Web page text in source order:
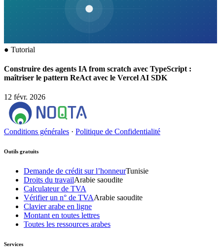
● Tutorial
Construire des agents IA from scratch avec TypeScript :
maîtriser le pattern ReAct avec le Vercel AI SDK
12 févr. 2026
Conditions générales · Politique de Confidentialité
Outils gratuits
Demande de crédit sur l’honneurTunisie
Droits du travailArabie saoudite
Calculateur de TVA
Vérifier un n° de TVAArabie saoudite
Clavier arabe en ligne
Montant en toutes lettres
Toutes les ressources arabes
Services